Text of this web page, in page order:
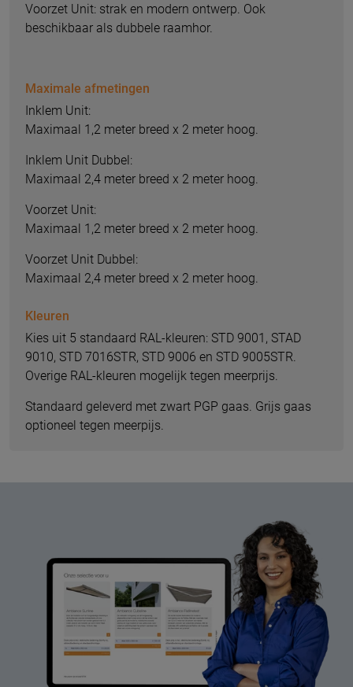
Voorzet Unit: strak en modern ontwerp. Ook
beschikbaar als dubbele raamhor.
Maximale afmetingen
Inklem Unit:
Maximaal 1,2 meter breed x 2 meter hoog.
Inklem Unit Dubbel:
Maximaal 2,4 meter breed x 2 meter hoog.
Voorzet Unit:
Maximaal 1,2 meter breed x 2 meter hoog.
Voorzet Unit Dubbel:
Maximaal 2,4 meter breed x 2 meter hoog.
Kleuren
Kies uit 5 standaard RAL-kleuren: STD 9001, STAD
9010, STD 7016STR, STD 9006 en STD 9005STR.
Overige RAL-kleuren mogelijk tegen meerprijs.
Standaard geleverd met zwart PGP gaas. Grijs gaas
optioneel tegen meerpijs.